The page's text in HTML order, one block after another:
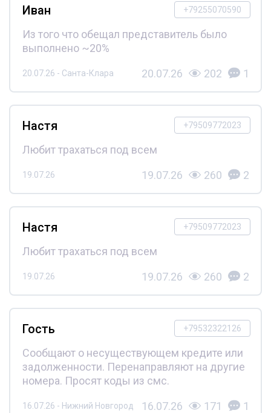
+79255070590
Иван
Из того что обещал представитель было
выполнено ~20%
20.07.26 - Санта-Клара 20.07.26 202 1
+79509772023
Настя
Любит трахаться под всем
19.07.26 19.07.26 260 2
+79509772023
Настя
Любит трахаться под всем
19.07.26 19.07.26 260 2
+79532322126
Гость
Сообщают о несуществующем кредите или
задолженности. Перенаправляют на другие
номера. Просят коды из смс.
16.07.26 - Нижний Новгород 16.07.26 171 1